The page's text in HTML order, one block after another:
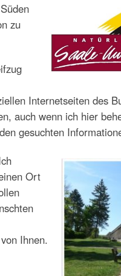
zu
Internetseiten des
auch wenn ich hier
gesuchten
Ort
Ihnen.